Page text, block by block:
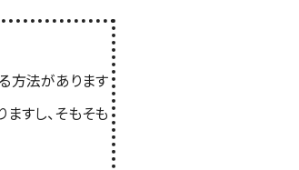
方法があります
すし、そもそも